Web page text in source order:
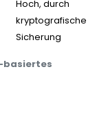
basiertes
Hoch, durch
kryptografische
Sicherung